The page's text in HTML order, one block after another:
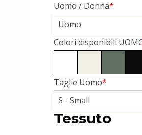
*
Uomo / Donna
Colori disponibili
*
Taglie Uomo
Tessuto